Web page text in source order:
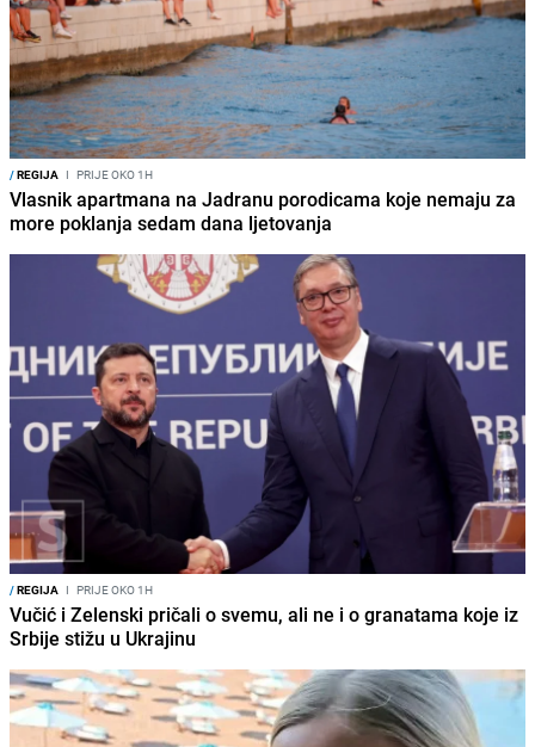
/REGIJA I PRIJE OKO 1H
Vlasnik apartmana na Jadranu porodicama koje nemaju za
more poklanja sedam dana ljetovanja
/REGIJA I PRIJE OKO 1H
Vučić i Zelenski pričali o svemu, ali ne i o granatama koje iz
Srbije stižu u Ukrajinu